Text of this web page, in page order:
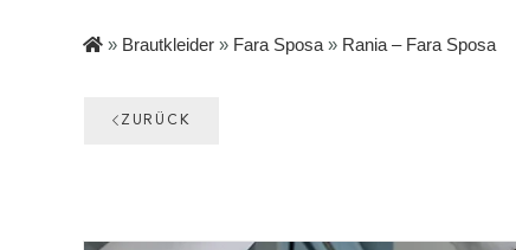
» Brautkleider » Fara Sposa » Rania – Fara Sposa
ZURÜCK